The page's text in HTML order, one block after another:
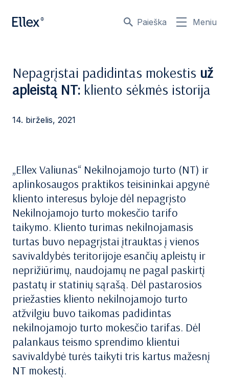
Paieška Meniu
Nepagrįstai padidintas mokestis už
apleistą NT: kliento sėkmės istorija
14. birželis, 2021
„Ellex Valiunas“ Nekilnojamojo turto (NT) ir
aplinkosaugos praktikos teisininkai apgynė
kliento interesus byloje dėl nepagrįsto
Nekilnojamojo turto mokesčio tarifo
taikymo. Kliento turimas nekilnojamasis
turtas buvo nepagrįstai įtrauktas į vienos
savivaldybės teritorijoje esančių apleistų ir
neprižiūrimų, naudojamų ne pagal paskirtį
pastatų ir statinių sąrašą. Dėl pastarosios
priežasties kliento nekilnojamojo turto
atžvilgiu buvo taikomas padidintas
nekilnojamojo turto mokesčio tarifas. Dėl
palankaus teismo sprendimo klientui
savivaldybė turės taikyti tris kartus mažesnį
NT mokestį.